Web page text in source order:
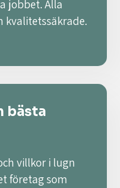
jobbet. Alla
kvalitetssäkrade.
bästa
villkor i lugn
företag som